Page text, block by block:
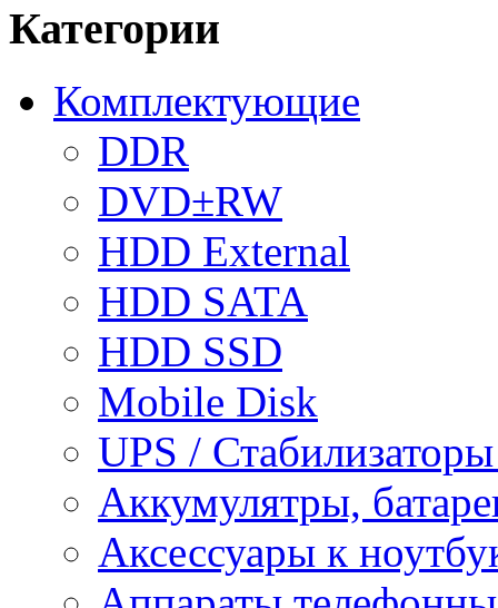
Категории
Комплектующие
DDR
DVD±RW
HDD External
HDD SATA
HDD SSD
Mobile Disk
UPS /
Аккумулятры,
Аксессуары к